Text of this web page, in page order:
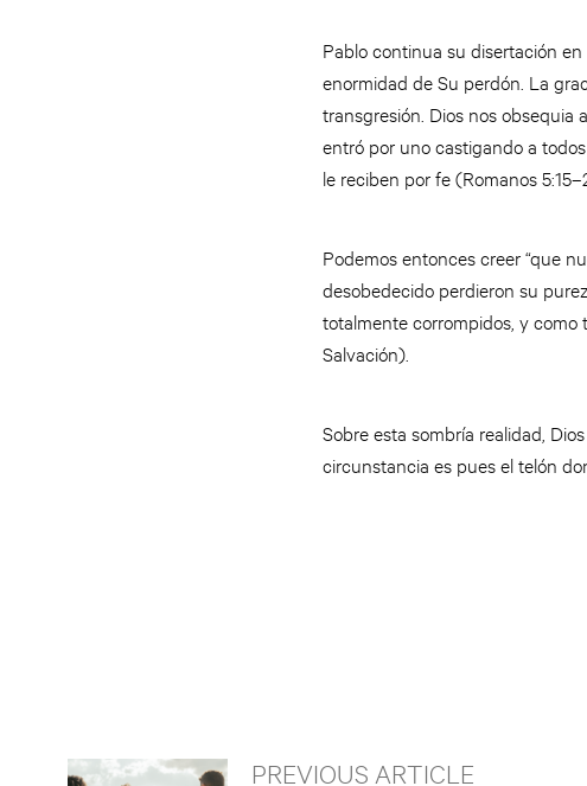
Pablo continua su disertación
enormidad de Su perdón. La
transgresión. Dios nos obsequia
entró por uno castigando a
le reciben por fe (Romanos
Podemos entonces creer “que
desobedecido perdieron su
totalmente corrompidos, y como
Salvación).
Sobre esta sombría realidad,
circunstancia es pues el telón
PREVIOUS ARTICLE